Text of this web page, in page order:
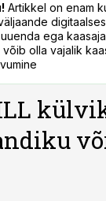
Artikkel on enam
ega
võib olla vajalik